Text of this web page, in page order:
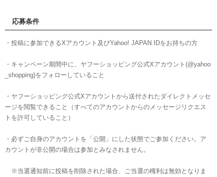
応募条件
・投稿に参加できるXアカウント及びYahoo! JAPAN IDをお持ちの方
・キャンペーン期間中に、ヤフーショッピング公式Xアカウント(@yahoo
_shopping)をフォローしていること
・ヤフーショッピング公式Xアカウントから送付されたダイレクトメッセ
ージを閲覧できること（すべてのアカウントからのメッセージリクエス
トを許可していること）
・必ずご自身のアカウントを「公開」にした状態でご参加ください。ア
カウントが非公開の場合は参加とみなされません。
※当選通知前に投稿を削除された場合、ご当選の権利は無効となりま